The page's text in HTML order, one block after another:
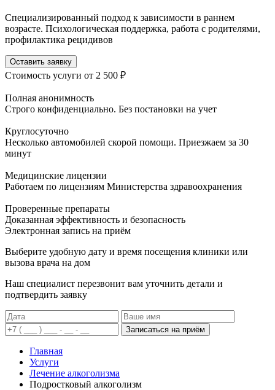
Специализированный подход к зависимости в раннем
возрасте. Психологическая поддержка, работа с родителями,
профилактика рецидивов
Оставить заявку
Стоимость услуги от 2 500 ₽
Полная анонимность
Строго конфиденциально. Без постановки на учет
Круглосуточно
Несколько автомобилей скорой помощи. Приезжаем за 30
минут
Медицинские лицензии
Работаем по лицензиям Министерства здравоохранения
Проверенные препараты
Доказанная эффективность и безопасность
Электронная запись на приём
Выберите удобную дату и время посещения клиники или
вызова врача на дом
Наш специалист перезвонит вам уточнить детали и
подтвердить заявку
Записаться на приём
Главная
Услуги
Лечение алкоголизма
Подростковый алкоголизм